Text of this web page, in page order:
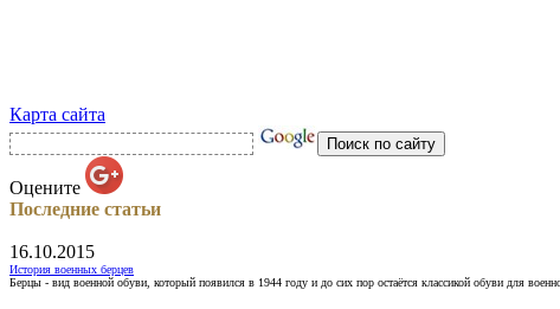
Карта сайта
Оцените
Последние статьи
16.10.2015
История военных берцев
Берцы - вид военной обуви, который появился в 1944 году и до сих пор остаётся классикой обуви для